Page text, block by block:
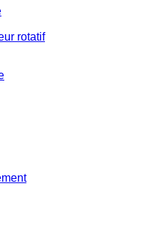
rotatif